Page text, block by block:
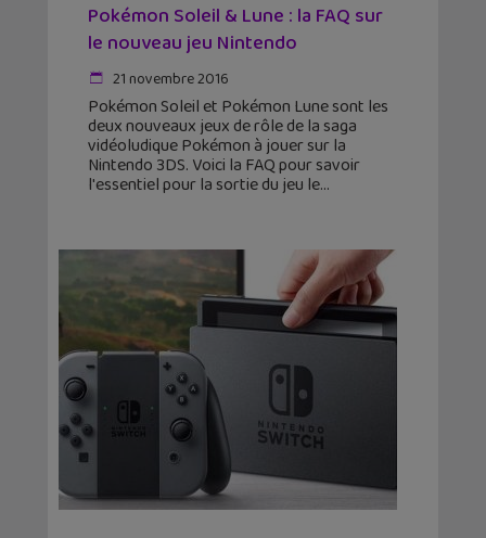
Pokémon Soleil & Lune : la FAQ sur
le nouveau jeu Nintendo
21 novembre 2016
Pokémon Soleil et Pokémon Lune sont les
deux nouveaux jeux de rôle de la saga
vidéoludique Pokémon à jouer sur la
Nintendo 3DS. Voici la FAQ pour savoir
l'essentiel pour la sortie du jeu le